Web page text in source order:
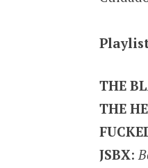
THE
THE
JSBX: